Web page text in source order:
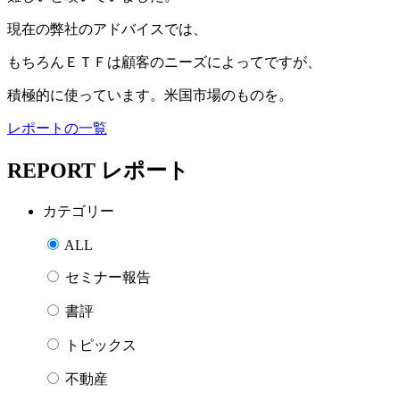
現在の弊社のアドバイスでは、
もちろんＥＴＦは顧客のニーズによってですが、
積極的に使っています。米国市場のものを。
レポートの一覧
REPORT レポート
カテゴリー
ALL
セミナー報告
書評
トピックス
不動産